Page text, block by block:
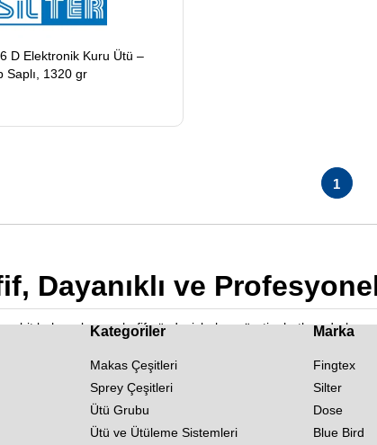
D Elektronik Kuru Ütü –
Saplı, 1320 gr
1
Dayanıklı ve
buhar akışı ve hafif gövdesiyle hem üretim hatlarında
gibi
Kategoriler
Makas Çeşitleri
Sprey Çeşitleri
Ütü Grubu
Ütü ve Ütüleme Sistemleri
Marka
Fingtex
Silter
Dose
Blue Bird